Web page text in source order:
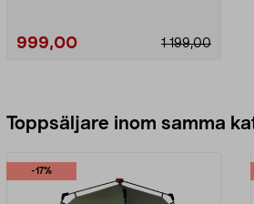
1 199,00
999,00
Toppsäljare inom samma
-17%